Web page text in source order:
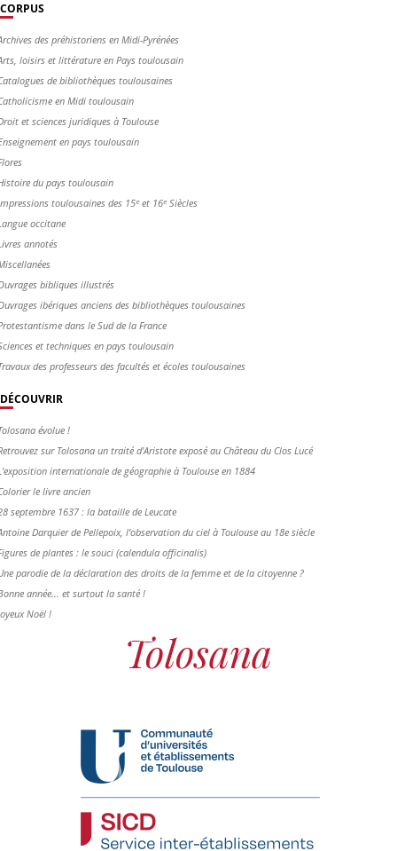
CORPUS
des préhistoriens en Midi-Pyrénées
loisirs et littérature en Pays toulousain
de bibliothèques toulousaines
en Midi toulousain
et sciences juridiques à Toulouse
en pays toulousain
du pays toulousain
toulousaines des 15ᵉ et 16ᵉ Siècles
occitane
annotés
bibliques illustrés
ibériques anciens des bibliothèques toulousaines
dans le Sud de la France
et techniques en pays toulousain
des professeurs des facultés et écoles toulousaines
DÉCOUVRIR
évolue !
sur Tolosana un traité d'Aristote exposé au Château du Clos Lucé
internationale de géographie à Toulouse en 1884
le livre ancien
septembre 1637 : la bataille de Leucate
Darquier de Pellepoix, l’observation du ciel à Toulouse au 18e siècle
de plantes : le souci (calendula officinalis)
parodie de la déclaration des droits de la femme et de la citoyenne ?
année... et surtout la santé !
Noël !